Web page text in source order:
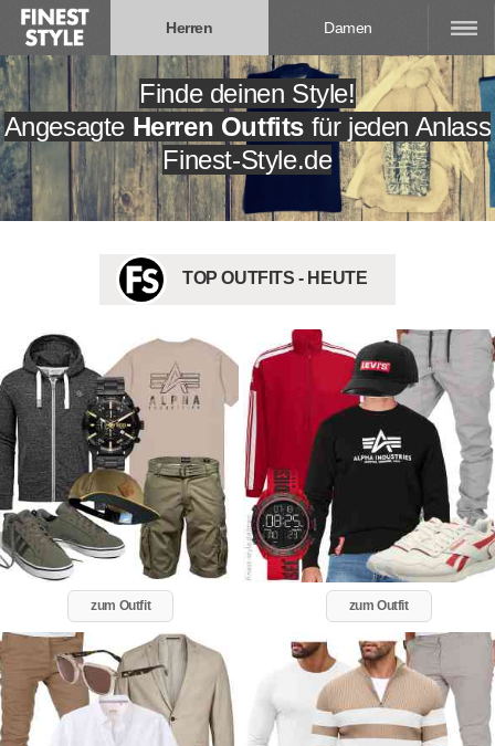
Herren Damen
Finde deinen Style!
Angesagte Herren Outfits für jeden Anlass
Finest-Style.de
TOP OUTFITS - HEUTE
zum Outfit zum Outfit